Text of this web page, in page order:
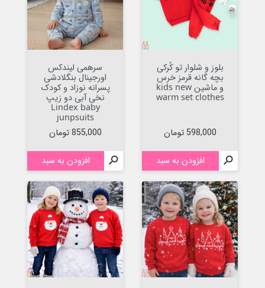
بلوز و شلوار تو کُرکی
بچه گانه قرمز خرس
و ماشین kids new
warm set clothes
قیمت
598,000 تومان
 افزودن به سبد
سرهمی لیندکس
اورجینال بنگلادشی
پسرانه نوزاد و کودک
نخی آبی دو زیپ
Lindex baby
junpsuits
قیمت
855,000 تومان
 افزودن به سبد